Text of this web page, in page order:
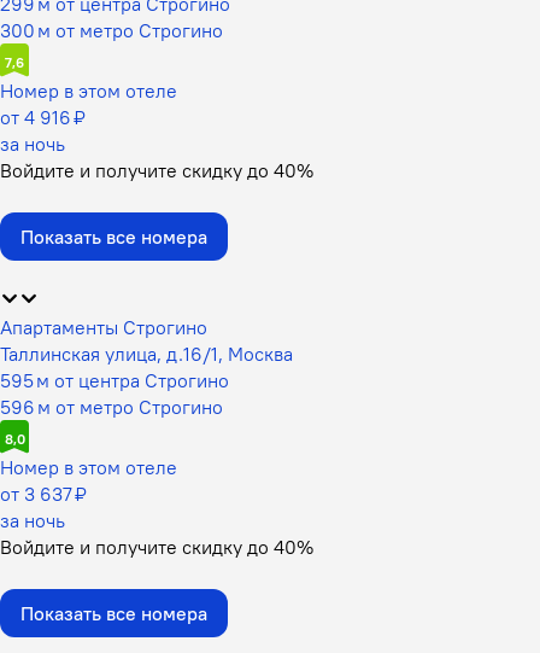
300 м от метро Строгино
7,6
Номер в этом отеле
от 4 916 ₽
за ночь
Войдите и получите скидку до 40%
Показать все номера
Апартаменты Строгино
Таллинская улица, д.16/1, Москва
595 м от центра Строгино
596 м от метро Строгино
8,0
Номер в этом отеле
от 3 637 ₽
за ночь
Войдите и получите скидку до 40%
Показать все номера